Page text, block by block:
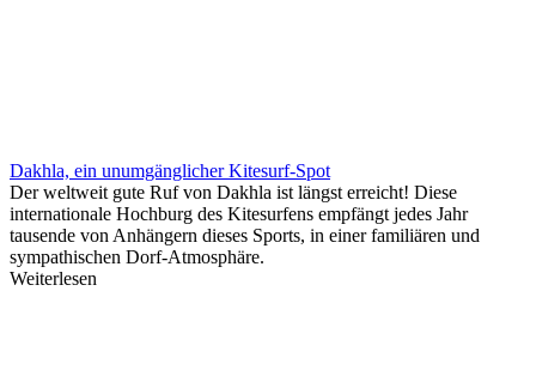
Dakhla, ein unumgänglicher Kitesurf-Spot
Der weltweit gute Ruf von Dakhla ist längst erreicht! Diese
internationale Hochburg des Kitesurfens empfängt jedes Jahr
tausende von Anhängern dieses Sports, in einer familiären und
sympathischen Dorf-Atmosphäre.
Weiterlesen